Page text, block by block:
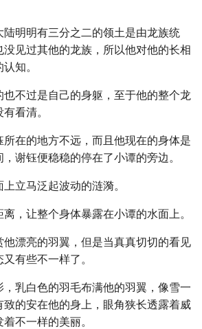
明明有三分之二的领土是由龙族统
见过其他的龙族，所以他对他的长相
知。
不过是自己的身躯，至于他的整个龙
看清。
在的地方不远，而且他现在的身体是
谢钰便稳稳的停在了小谭的旁边。
立马泛起波动的涟漪。
，让整个身体暴露在小谭的水面上。
漂亮的羽翼，但是当真真切切的看见
有些不一样了。
乳白色的羽毛布满他的羽翼，像雪一
的安在他的身上，眼角狭长透露着威
不一样的美丽。